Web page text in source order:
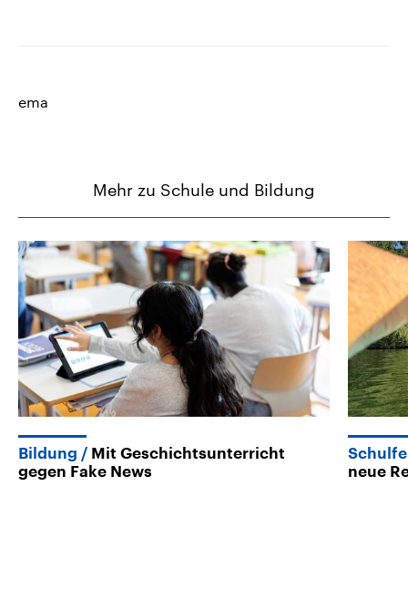
ema
Mehr zu Schule und Bildung
Bildung
Mit Geschichtsunterricht
gegen Fake News
neue